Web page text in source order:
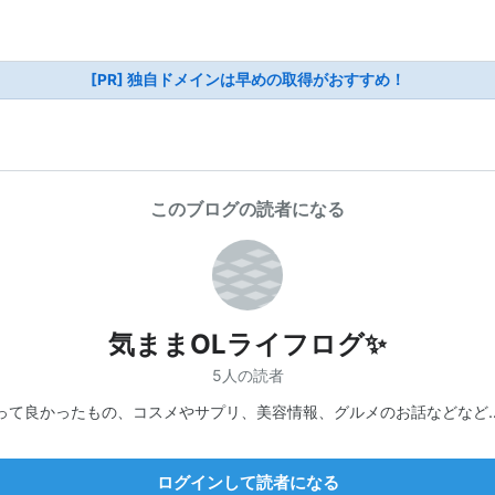
[PR] 独自ドメインは早めの取得がおすすめ！
このブログの読者になる
気ままOLライフログ✨
5人の読者
て良かったもの、コスメやサプリ、美容情報、グルメのお話などな
ログインして読者になる